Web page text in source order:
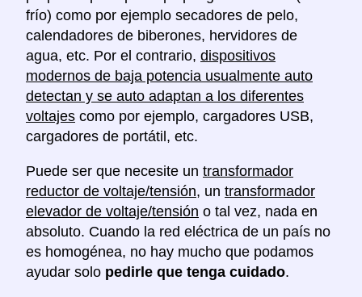
frío) como por ejemplo secadores de pelo,
calendadores de biberones, hervidores de
agua, etc. Por el contrario, dispositivos
modernos de baja potencia usualmente auto
detectan y se auto adaptan a los diferentes
voltajes como por ejemplo, cargadores USB,
cargadores de portátil, etc.
Puede ser que necesite un transformador
reductor de voltaje/tensión, un transformador
elevador de voltaje/tensión o tal vez, nada en
absoluto. Cuando la red eléctrica de un país no
es homogénea, no hay mucho que podamos
ayudar solo pedirle que tenga cuidado.